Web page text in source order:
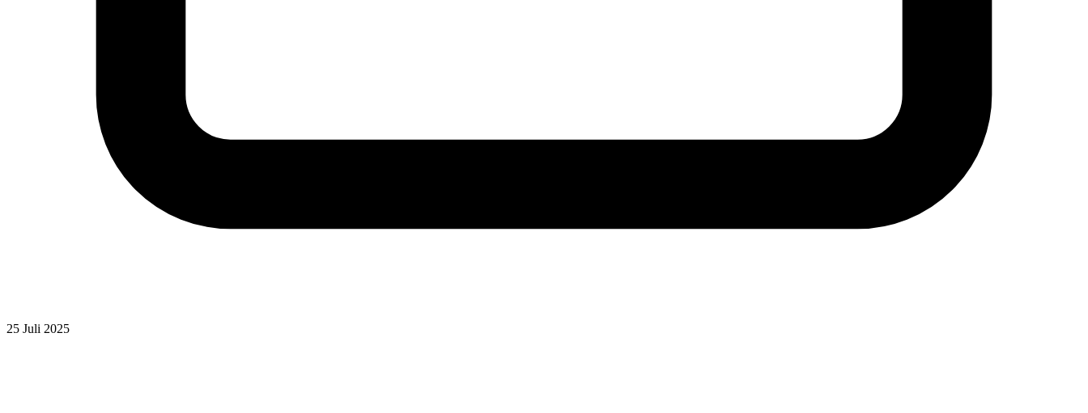
25 Juli 2025